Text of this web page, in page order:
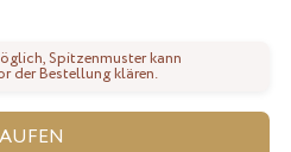
Spitzenmuster kann
der Bestellung klären.